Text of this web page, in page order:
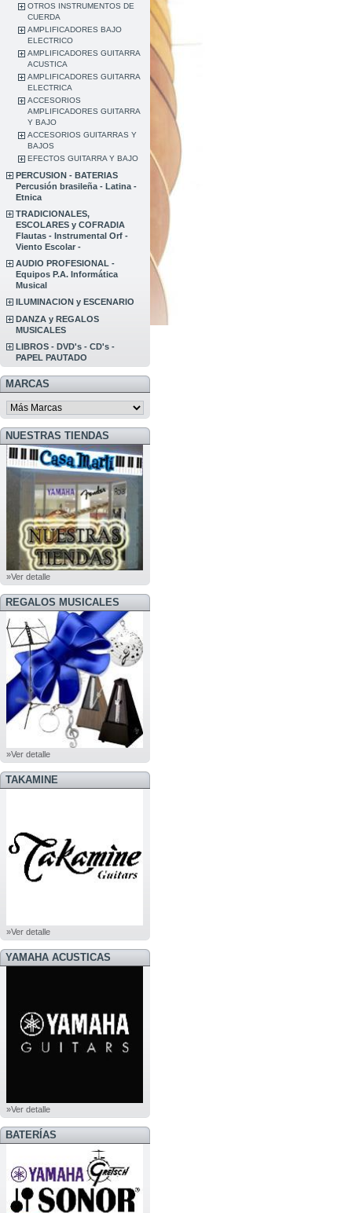
OTROS INSTRUMENTOS DE
CUERDA
AMPLIFICADORES BAJO
ELECTRICO
AMPLIFICADORES GUITARRA
ACUSTICA
AMPLIFICADORES GUITARRA
ELECTRICA
ACCESORIOS
AMPLIFICADORES GUITARRA
Y BAJO
ACCESORIOS GUITARRAS Y
BAJOS
EFECTOS GUITARRA Y BAJO
PERCUSION - BATERIAS
Percusión brasileña - Latina -
Etnica
TRADICIONALES,
ESCOLARES y COFRADIA
Flautas - Instrumental Orf -
Viento Escolar -
AUDIO PROFESIONAL -
Equipos P.A. Informática
Musical
ILUMINACION y ESCENARIO
DANZA y REGALOS
MUSICALES
LIBROS - DVD's - CD's -
PAPEL PAUTADO
MARCAS
NUESTRAS TIENDAS
»Ver detalle
REGALOS MUSICALES
»Ver detalle
TAKAMINE
»Ver detalle
YAMAHA ACUSTICAS
»Ver detalle
BATERÍAS